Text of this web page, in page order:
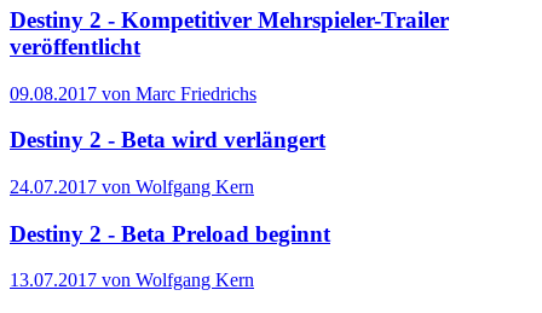
Destiny 2 - Kompetitiver Mehrspieler-Trailer
veröffentlicht
09.08.2017 von Marc Friedrichs
Destiny 2 - Beta wird verlängert
24.07.2017 von Wolfgang Kern
Destiny 2 - Beta Preload beginnt
13.07.2017 von Wolfgang Kern